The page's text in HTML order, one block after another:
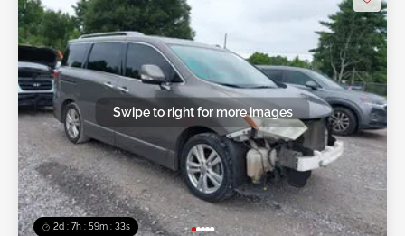
2d : 7h : 59m : 31s
Swipe to right for more images